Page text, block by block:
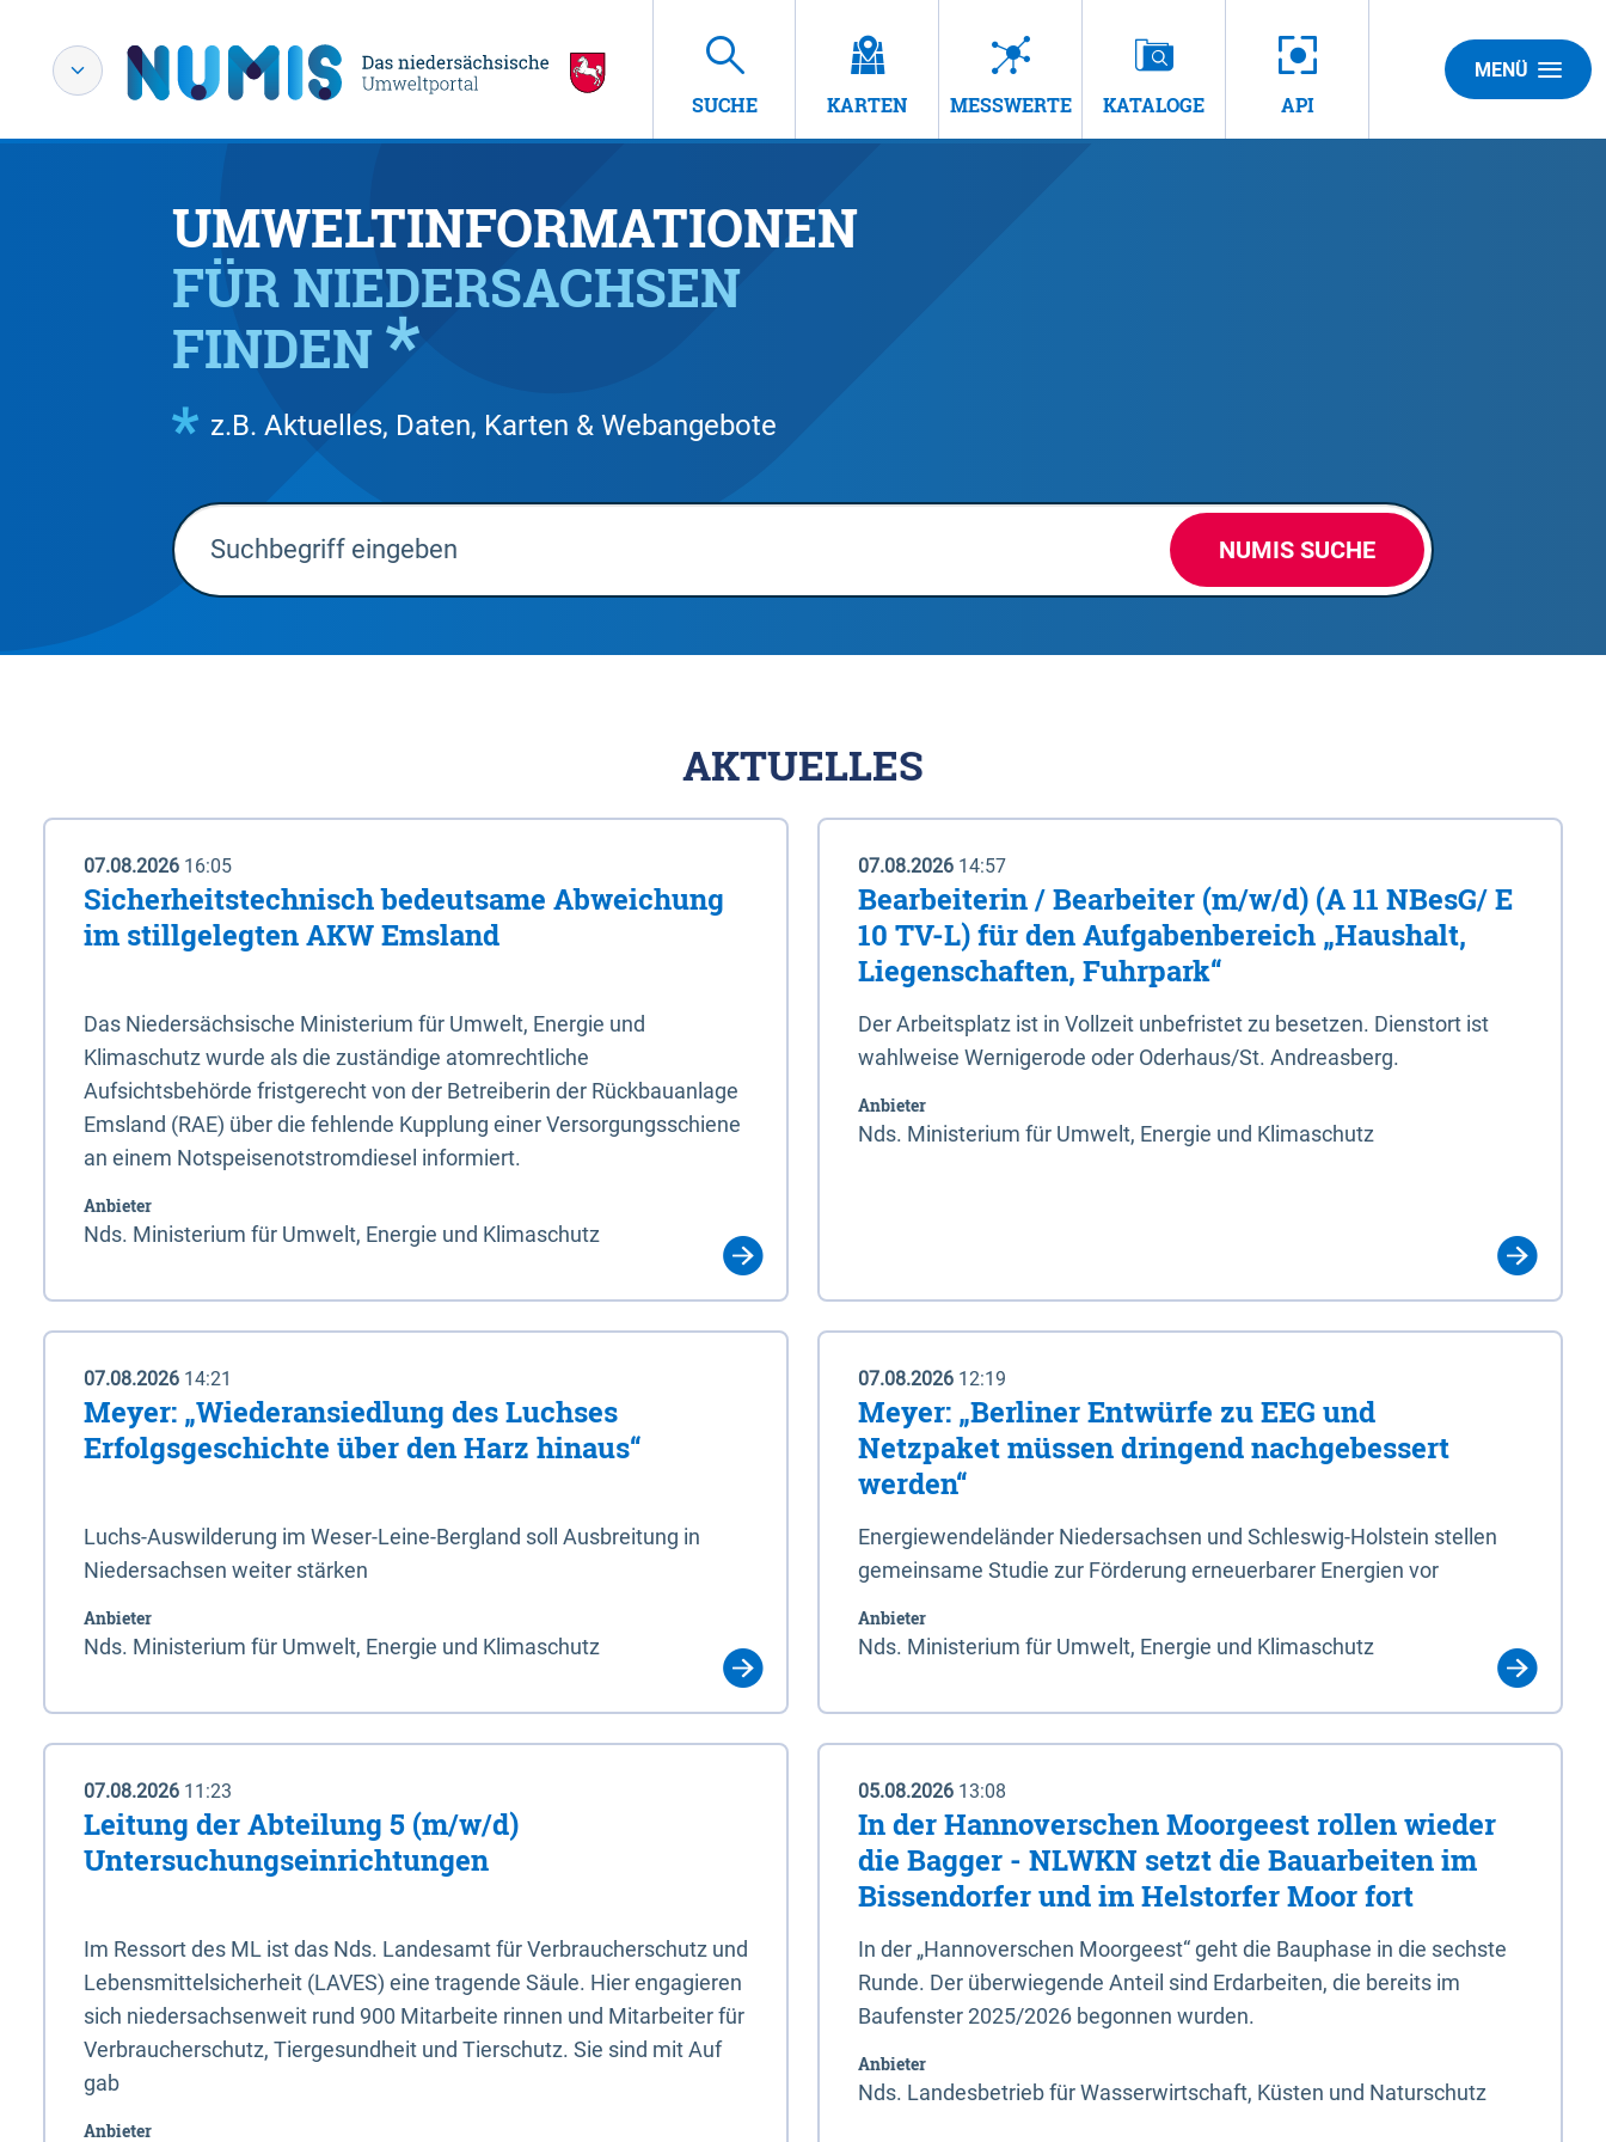
SUCHE KARTEN MESSWERTE KATALOGE API
MENÜ
UMWELTINFORMATIONEN
FÜR NIEDERSACHSEN
FINDEN
z.B. Aktuelles, Daten, Karten & Webangebote
NUMIS SUCHE
AKTUELLES
07.08.2026 16:05
Sicherheitstechnisch bedeutsame Abweichung
im stillgelegten AKW Emsland
Das Niedersächsische Ministerium für Umwelt, Energie und
Klimaschutz wurde als die zuständige atomrechtliche
Aufsichtsbehörde fristgerecht von der Betreiberin der Rückbauanlage
Emsland (RAE) über die fehlende Kupplung einer Versorgungsschiene
an einem Notspeisenotstromdiesel informiert.
Anbieter
Nds. Ministerium für Umwelt, Energie und Klimaschutz
07.08.2026 14:57
Bearbeiterin / Bearbeiter (m/w/d) (A 11 NBesG/ E
10 TV-L) für den Aufgabenbereich „Haushalt,
Liegenschaften, Fuhrpark“
Der Arbeitsplatz ist in Vollzeit unbefristet zu besetzen. Dienstort ist
wahlweise Wernigerode oder Oderhaus/St. Andreasberg.
Anbieter
Nds. Ministerium für Umwelt, Energie und Klimaschutz
07.08.2026 14:21
Meyer: „Wiederansiedlung des Luchses
Erfolgsgeschichte über den Harz hinaus“
Luchs-Auswilderung im Weser-Leine-Bergland soll Ausbreitung in
Niedersachsen weiter stärken
Anbieter
Nds. Ministerium für Umwelt, Energie und Klimaschutz
07.08.2026 12:19
Meyer: „Berliner Entwürfe zu EEG und
Netzpaket müssen dringend nachgebessert
werden“
Energiewendeländer Niedersachsen und Schleswig-Holstein stellen
gemeinsame Studie zur Förderung erneuerbarer Energien vor
Anbieter
Nds. Ministerium für Umwelt, Energie und Klimaschutz
07.08.2026 11:23
Leitung der Abteilung 5 (m/w/d)
Untersuchungseinrichtungen
Im Ressort des ML ist das Nds. Landesamt für Verbraucherschutz und
Lebensmittelsicherheit (LAVES) eine tragende Säule. Hier engagieren
sich niedersachsenweit rund 900 Mitarbeite rinnen und Mitarbeiter für
Verbraucherschutz, Tiergesundheit und Tierschutz. Sie sind mit Auf
gab
Anbieter
05.08.2026 13:08
In der Hannoverschen Moorgeest rollen wieder
die Bagger - NLWKN setzt die Bauarbeiten im
Bissendorfer und im Helstorfer Moor fort
In der „Hannoverschen Moorgeest“ geht die Bauphase in die sechste
Runde. Der überwiegende Anteil sind Erdarbeiten, die bereits im
Baufenster 2025/2026 begonnen wurden.
Anbieter
Nds. Landesbetrieb für Wasserwirtschaft, Küsten und Naturschutz